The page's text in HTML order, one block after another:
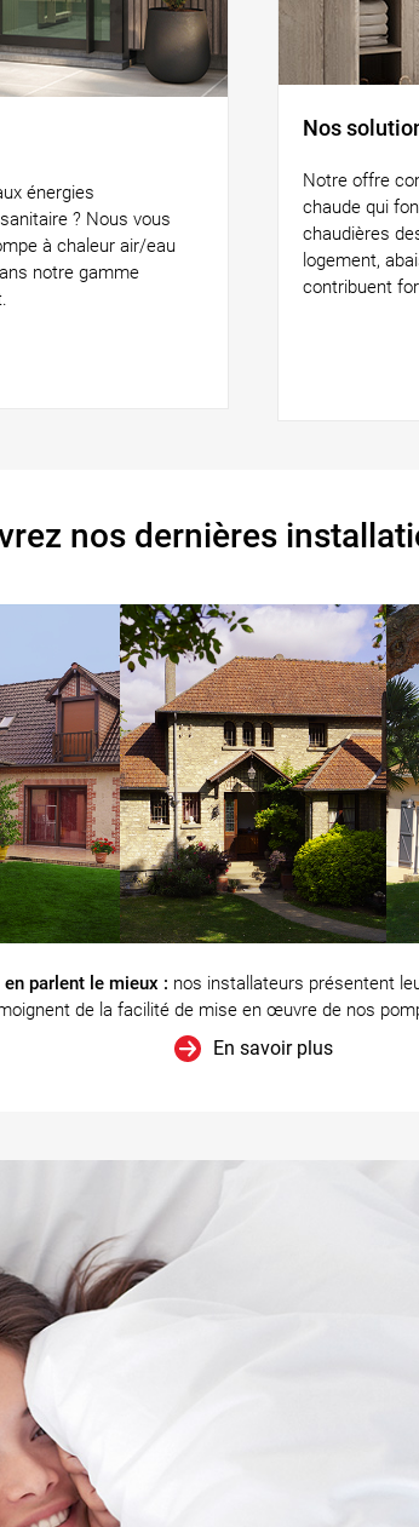
énergies
? Nous vous
à chaleur air/eau
notre gamme
Nos
Notre offre
chaude qui
chaudières
logement,
contribuent
nos dernières
parlent le mieux : nos installateurs présentent
de la facilité de mise en œuvre de nos
En savoir plus